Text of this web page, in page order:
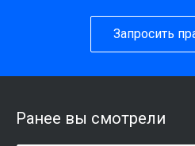
Запросить
Ранее вы смотрели